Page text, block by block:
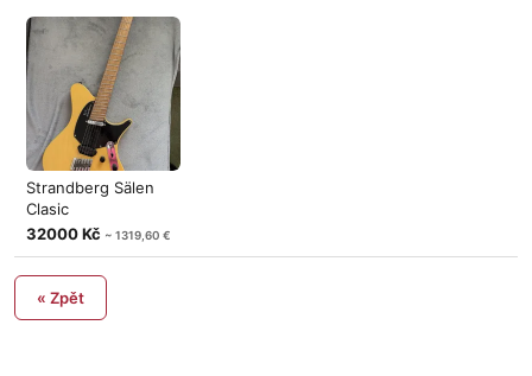
Strandberg Sälen
Clasic
32000 Kč ~ 1319,60 €
« Zpět